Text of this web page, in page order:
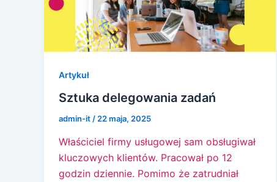
Artykuł
Sztuka delegowania zadań
admin-it/22 maja, 2025
Właściciel firmy usługowej sam obsługiwał
kluczowych klientów. Pracował po 12
godzin dziennie. Pomimo że zatrudniał